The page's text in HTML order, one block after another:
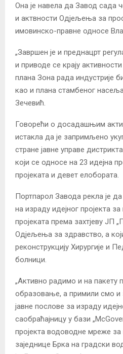
Она је навела да Завод сада
и актвности Одјељења за
имовинско-правне односе
„Завршен је и преднацрт
и приводе се крају
плана Зона рада индустрије
као и плана стамбеног насеља
Зечевић.
Говорећи о досадашњим
истакла да је запримљено
стране јавне управе
који се односе на 23 идејна
пројеката и девет елобората.
Портпарол Завода рекла је
на израду идејног пројекта
пројеката према захтјеву ЈП
Одјељења за здравство, а
реконструкцију Хирургије и
болници.
„Активно радимо и на пакету
образовање, а примили смо и
јавне послове за израду
саобраћајницу у бази
пројекта водоводне мреже
заједнице Брка на градски